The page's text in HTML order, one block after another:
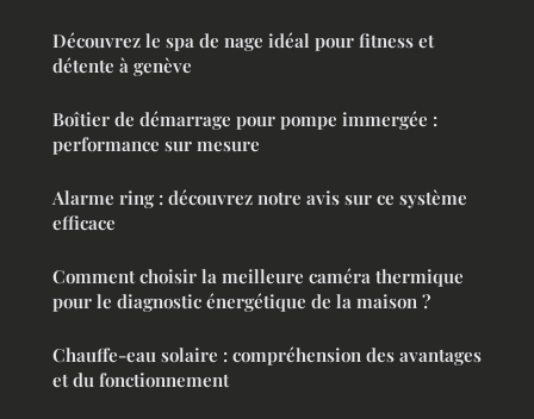
Découvrez le spa de nage idéal pour fitness et
détente à genève
Boîtier de démarrage pour pompe immergée :
performance sur mesure
Alarme ring : découvrez notre avis sur ce système
efficace
Comment choisir la meilleure caméra thermique
pour le diagnostic énergétique de la maison ?
Chauffe-eau solaire : compréhension des avantages
et du fonctionnement